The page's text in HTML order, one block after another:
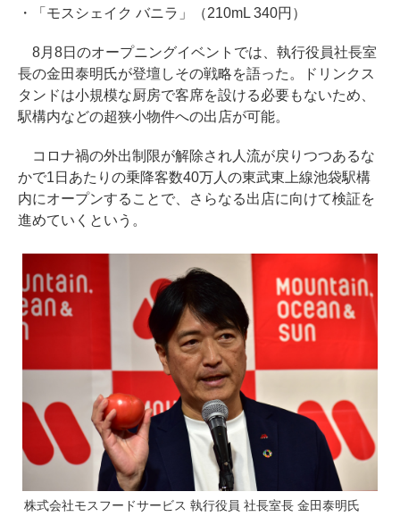
・「モスシェイク バニラ」（210mL 340円）
8月8日のオープニングイベントでは、執行役員社長室
長の金田泰明氏が登壇しその戦略を語った。ドリンクス
タンドは小規模な厨房で客席を設ける必要もないため、
駅構内などの超狭小物件への出店が可能。
コロナ禍の外出制限が解除され人流が戻りつつあるな
かで1日あたりの乗降客数40万人の東武東上線池袋駅構
内にオープンすることで、さらなる出店に向けて検証を
進めていくという。
株式会社モスフードサービス 執行役員 社長室長 金田泰明氏